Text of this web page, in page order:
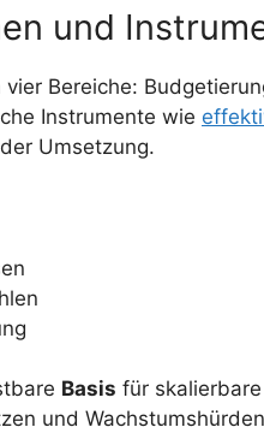
und
Bereiche:
Instrumente wie
Umsetzung.
Basis für
und